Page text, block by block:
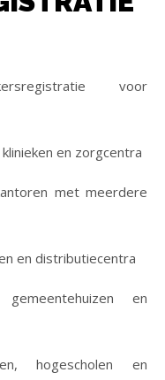
voor
en zorgcentra
met meerdere
en distributiecentra
en
hogescholen en